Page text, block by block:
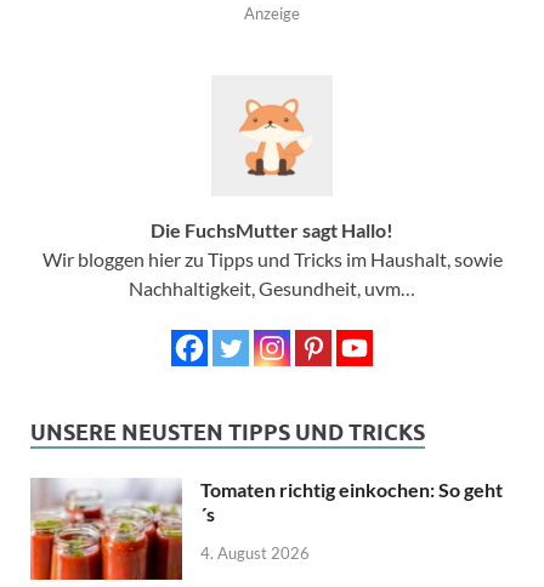
Anzeige
Die FuchsMutter sagt Hallo!
Wir bloggen hier zu Tipps und Tricks im Haushalt, sowie
Nachhaltigkeit, Gesundheit, uvm…
UNSERE NEUSTEN TIPPS UND TRICKS
Tomaten richtig einkochen: So geht
´s
4. August 2026